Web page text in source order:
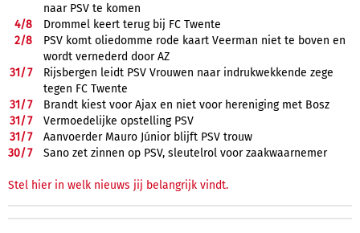
naar PSV te komen
4/8
Drommel keert terug bij FC Twente
2/8
PSV komt oliedomme rode kaart Veerman niet te boven en
wordt vernederd door AZ
31/7
Rijsbergen leidt PSV Vrouwen naar indrukwekkende zege
tegen FC Twente
31/7
Brandt kiest voor Ajax en niet voor hereniging met Bosz
31/7
Vermoedelijke opstelling PSV
31/7
Aanvoerder Mauro Júnior blijft PSV trouw
30/7 Sano zet zinnen op PSV, sleutelrol voor zaakwaarnemer
Stel hier in welk nieuws jij belangrijk vindt.